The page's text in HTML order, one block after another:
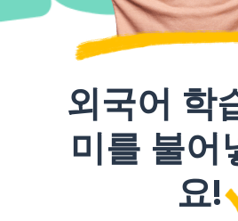
외국어 학
미를 불어
요!